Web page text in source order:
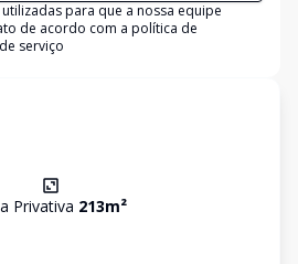
para que a nossa equipe
de acordo com a política de
serviço
Privativa 213m²